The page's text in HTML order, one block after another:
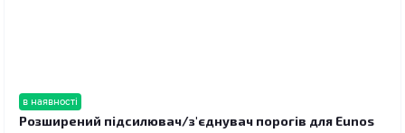
в наявності
Розширений підсилювач/з'єднувач порогів для Eunos